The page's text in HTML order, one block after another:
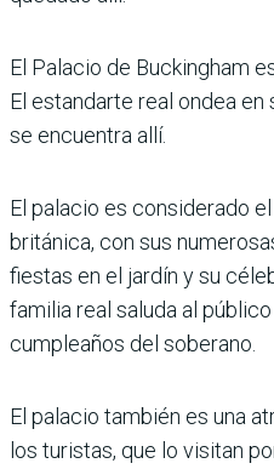
El Palacio de Buckingham
El estandarte real ondea
se encuentra allí.
El palacio es considerado
británica, con sus
fiestas en el jardín y su
familia real saluda al
cumpleaños del soberano.
El palacio también es una
los turistas, que lo visitan